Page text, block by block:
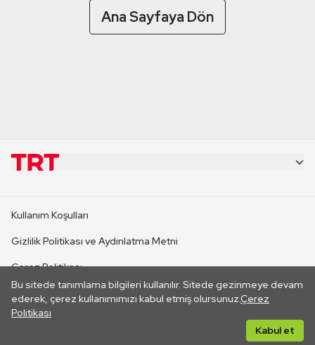
Ana Sayfaya Dön
Bu sitede tanımlama bilgileri kullanılır. Sitede gezinmeye devam
ederek, çerez kullanımımızı kabul etmiş olursunuz.Çerez
Politikası
Kabul et
CANLI YAYINLAR
Kullanım Koşulları
Gizlilik Politikası ve Aydınlatma Metni
Çerez Politikası
İletişim
Her hakkı saklıdır. ©2026 TRT. Bağlantı yoluyla gidilen dış